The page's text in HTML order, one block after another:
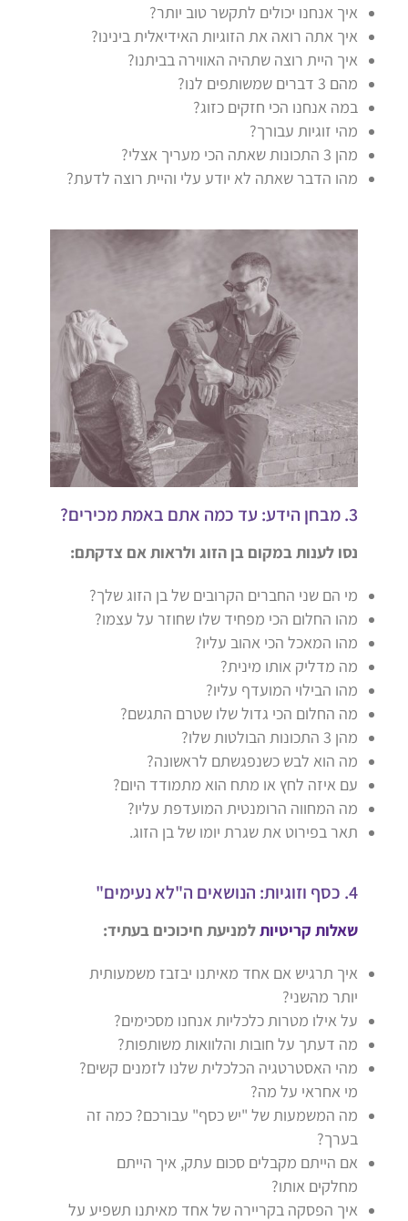
איך אנחנו יכולים לתקשר טוב יותר?
איך אתה רואה את הזוגיות האידיאלית בינינו?
איך היית רוצה שתהיה האווירה בביתנו?
מהם 3 דברים שמשותפים לנו?
במה אנחנו הכי חזקים כזוג?
מהי זוגיות עבורך?
מהן 3 התכונות שאתה הכי מעריך אצלי?
מהו הדבר שאתה לא יודע עלי והיית רוצה לדעת?
3. מבחן הידע: עד כמה אתם באמת מכירים?
נסו לענות במקום בן הזוג ולראות אם צדקתם:
מי הם שני החברים הקרובים של בן הזוג שלך?
מהו החלום הכי מפחיד שלו שחוזר על עצמו?
מהו המאכל הכי אהוב עליו?
מה מדליק אותו מינית?
מהו הבילוי המועדף עליו?
מה החלום הכי גדול שלו שטרם התגשם?
מהן 3 התכונות הבולטות שלו?
מה הוא לבש כשנפגשתם לראשונה?
עם איזה לחץ או מתח הוא מתמודד היום?
מה המחווה הרומנטית המועדפת עליו?
תאר בפירוט את שגרת יומו של בן הזוג.
4. כסף וזוגיות: הנושאים ה"לא נעימים"
שאלות קריטיותלמניעת חיכוכים בעתיד:
איך תרגיש אם אחד מאיתנו יבזבז משמעותית
יותר מהשני?
על אילו מטרות כלכליות אנחנו מסכימים?
מה דעתך על חובות והלוואות משותפות?
מהי האסטרטגיה הכלכלית שלנו לזמנים קשים?
מי אחראי על מה?
מה המשמעות של "יש כסף" עבורכם? כמה זה
בערך?
אם הייתם מקבלים סכום עתק, איך הייתם
מחלקים אותו?
איך הפסקה בקריירה של אחד מאיתנו תשפיע על